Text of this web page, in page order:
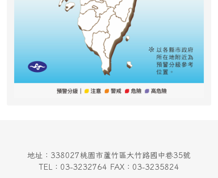
地址：338027桃園市蘆竹區大竹路國中巷35號
TEL：03-3232764 FAX：03-3235824